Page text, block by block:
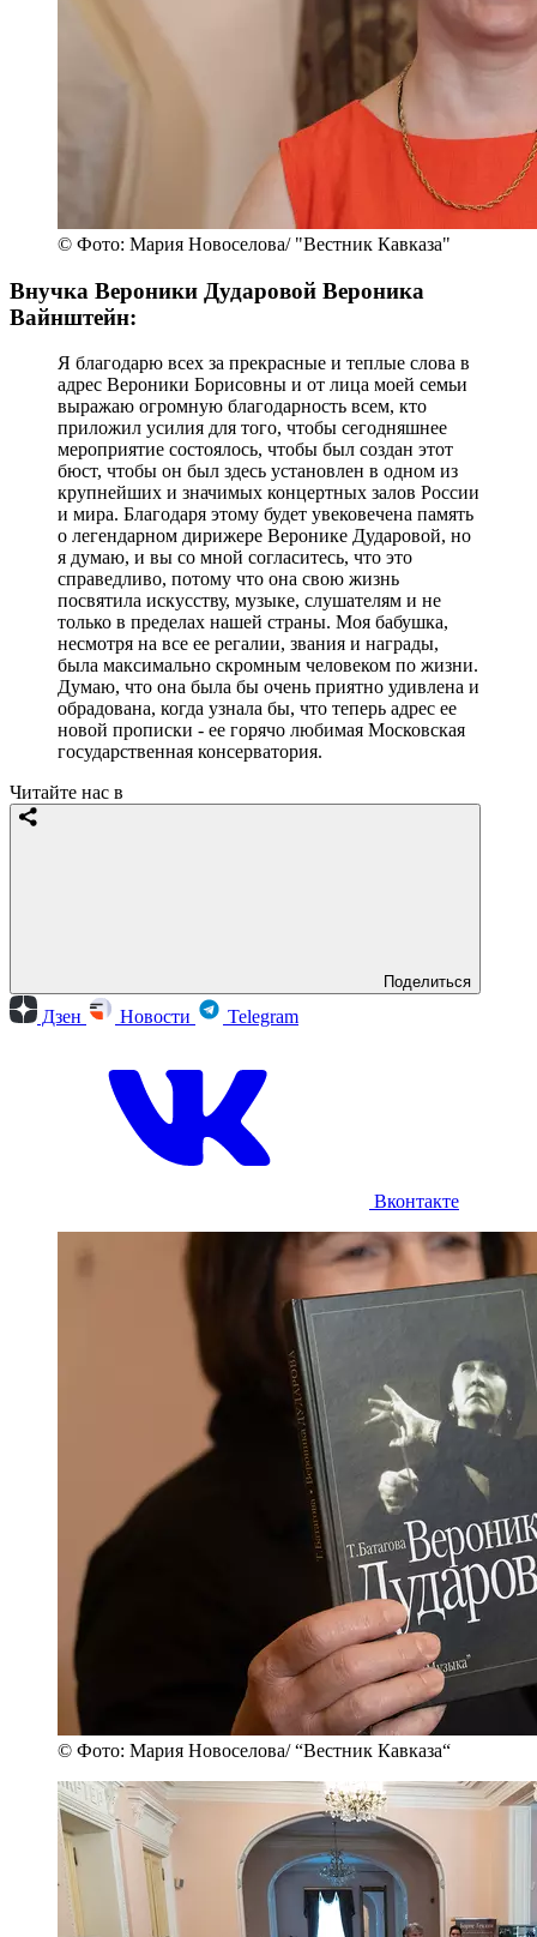
© Фото: Мария Новоселова/ "Вестник Кавказа"
Внучка Вероники Дударовой Вероника
Вайнштейн:
Я благодарю всех за прекрасные и теплые слова в
адрес Вероники Борисовны и от лица моей семьи
выражаю огромную благодарность всем, кто
приложил усилия для того, чтобы сегодняшнее
мероприятие состоялось, чтобы был создан этот
бюст, чтобы он был здесь установлен в одном из
крупнейших и значимых концертных залов России
и мира. Благодаря этому будет увековечена память
о легендарном дирижере Веронике Дударовой, но
я думаю, и вы со мной согласитесь, что это
справедливо, потому что она свою жизнь
посвятила искусству, музыке, слушателям и не
только в пределах нашей страны. Моя бабушка,
несмотря на все ее регалии, звания и награды,
была максимально скромным человеком по жизни.
Думаю, что она была бы очень приятно удивлена и
обрадована, когда узнала бы, что теперь адрес ее
новой прописки - ее горячо любимая Московская
государственная консерватория.
Читайте нас в
Поделиться
Дзен Новости Telegram
Вконтакте
© Фото: Мария Новоселова/ “Вестник Кавказа“